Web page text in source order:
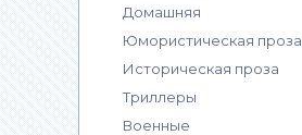
Домашняя
Юмористическая проза
Историческая проза
Триллеры
Военные